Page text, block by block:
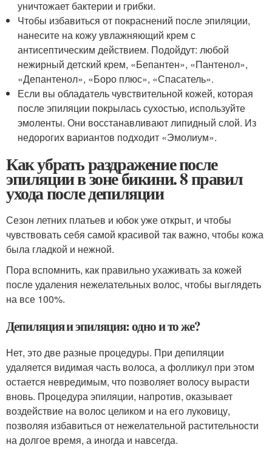
уничтожает бактерии и грибки.
Чтобы избавиться от покраснений после эпиляции,
нанесите на кожу увлажняющий крем с
антисептическим действием. Подойдут: любой
нежирный детский крем, «Бепантен», «Пантенол»,
«Депантенол», «Боро плюс», «Спасатель».
Если вы обладатель чувствительной кожей, которая
после эпиляции покрылась сухостью, используйте
эмоленты. Они восстанавливают липидный слой. Из
недорогих вариантов подходит «Эмолиум».
Как убрать раздражение после
эпиляции в зоне бикини. 8 правил
ухода после депиляции
Сезон летних платьев и юбок уже открыт, и чтобы
чувствовать себя самой красивой так важно, чтобы кожа
была гладкой и нежной.
Пора вспомнить, как правильно ухаживать за кожей
после удаления нежелательных волос, чтобы выглядеть
на все 100%.
Депиляция и эпиляция: одно и то же?
Нет, это две разные процедуры. При депиляции
удаляется видимая часть волоса, а фолликул при этом
остается невредимым, что позволяет волосу вырасти
вновь. Процедура эпиляции, напротив, оказывает
воздействие на волос целиком и на его луковицу,
позволяя избавиться от нежелательной растительности
на долгое время, а иногда и навсегда.